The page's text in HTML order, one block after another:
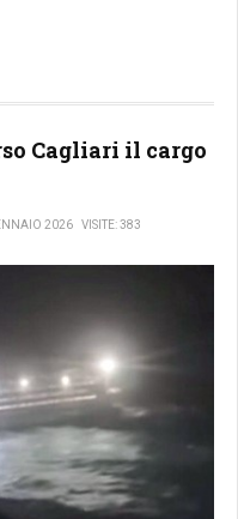
Cagliari il cargo
2026 VISITE: 383